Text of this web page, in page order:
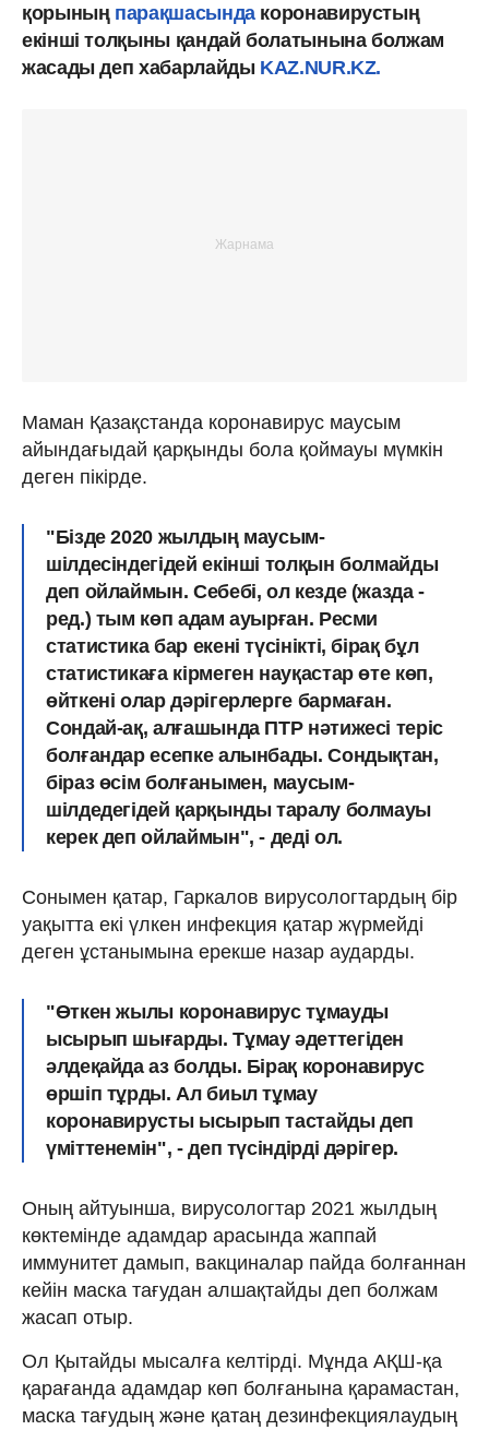
қорының парақшасында коронавирустың
екінші толқыны қандай болатынына болжам
жасады деп хабарлайды KAZ.NUR.KZ.
Маман Қазақстанда коронавирус маусым
айындағыдай қарқынды бола қоймауы мүмкін
деген пікірде.
"Бізде 2020 жылдың маусым-
шілдесіндегідей екінші толқын болмайды
деп ойлаймын. Себебі, ол кезде (жазда -
ред.) тым көп адам ауырған. Ресми
статистика бар екені түсінікті, бірақ бұл
статистикаға кірмеген науқастар өте көп,
өйткені олар дәрігерлерге бармаған.
Сондай-ақ, алғашында ПТР нәтижесі теріс
болғандар есепке алынбады. Сондықтан,
біраз өсім болғанымен, маусым-
шілдедегідей қарқынды таралу болмауы
керек деп ойлаймын", - деді ол.
Сонымен қатар, Гаркалов вирусологтардың бір
уақытта екі үлкен инфекция қатар жүрмейді
деген ұстанымына ерекше назар аударды.
"Өткен жылы коронавирус тұмауды
ысырып шығарды. Тұмау әдеттегіден
әлдеқайда аз болды. Бірақ коронавирус
өршіп тұрды. Ал биыл тұмау
коронавирусты ысырып тастайды деп
үміттенемін", - деп түсіндірді дәрігер.
Оның айтуынша, вирусологтар 2021 жылдың
көктемінде адамдар арасында жаппай
иммунитет дамып, вакциналар пайда болғаннан
кейін маска тағудан алшақтайды деп болжам
жасап отыр.
Ол Қытайды мысалға келтірді. Мұнда АҚШ-қа
қарағанда адамдар көп болғанына қарамастан,
маска тағудың және қатаң дезинфекциялаудың